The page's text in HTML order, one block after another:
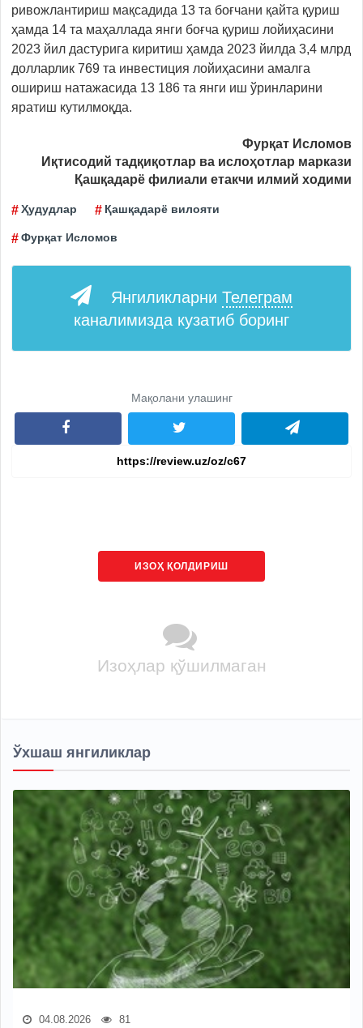
ривожлантириш мақсадида 13 та боғчани қайта қуриш
ҳамда 14 та маҳаллада янги боғча қуриш лойиҳасини
2023 йил дастурига киритиш ҳамда 2023 йилда 3,4 млрд
долларлик 769 та инвестиция лойиҳасини амалга
ошириш натажасида 13 186 та янги иш ўринларини
яратиш кутилмоқда.
Фурқат Исломов
Иқтисодий тадқиқотлар ва ислоҳотлар маркази
Қашқадарё филиали етакчи илмий ходими
Ҳудудлар Қашқадарё вилояти
Фурқат Исломов
Янгиликларни Телеграм
каналимизда кузатиб боринг
Мақолани улашинг
ИЗОҲ ҚОЛДИРИШ
Изоҳлар қўшилмаган
Ўхшаш янгиликлар
04.08.2026 81